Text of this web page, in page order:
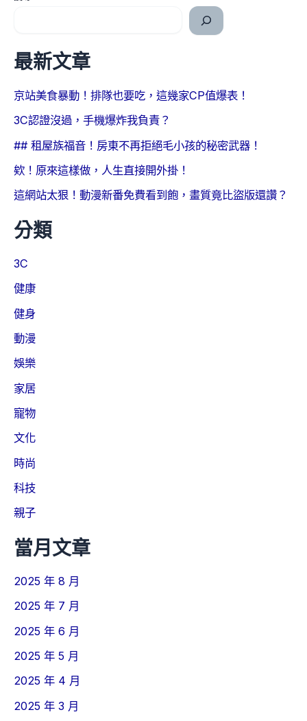
最新文章
京站美食暴動！排隊也要吃，這幾家CP值爆表！
3C認證沒過，手機爆炸我負責？
## 租屋族福音！房東不再拒絕毛小孩的秘密武器！
欸！原來這樣做，人生直接開外掛！
這網站太狠！動漫新番免費看到飽，畫質竟比盜版還讚？
分類
3C
健康
健身
動漫
娛樂
家居
寵物
文化
時尚
科技
親子
當月文章
2025 年 8 月
2025 年 7 月
2025 年 6 月
2025 年 5 月
2025 年 4 月
2025 年 3 月